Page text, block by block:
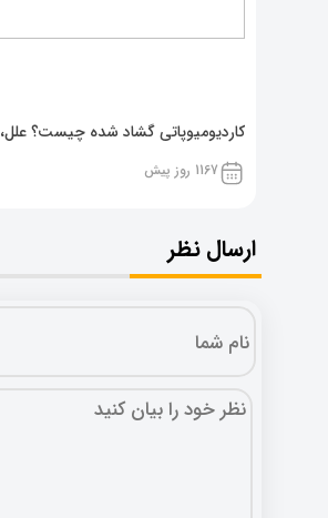
کاردیومیوپاتی گشاد شده چیست؟ علل،
پیشگیری و نشانه ها
1167 روز پیش
ارسال نظر